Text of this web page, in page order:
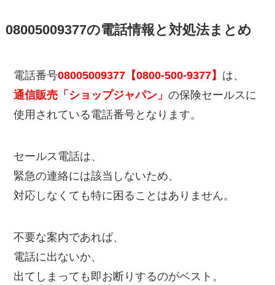
08005009377の電話情報と対処法まとめ
電話番号08005009377【0800-500-9377】 は、
通信販売「ショップジャパン」の保険セールスに
使用されている電話番号となります。
セールス電話は、
緊急の連絡には該当しないため、
対応しなくても特に困ることはありません。
不要な案内であれば、
電話に出ないか、
出てしまっても即お断りするのがベスト。